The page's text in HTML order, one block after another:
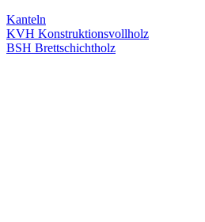
Kanteln
KVH Konstruktionsvollholz
BSH Brettschichtholz